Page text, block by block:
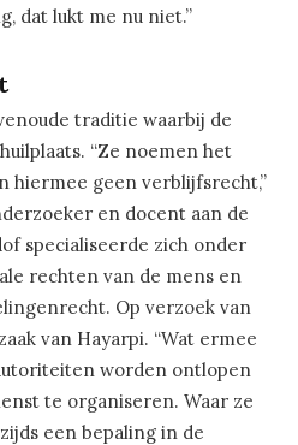
dat lukt me nu niet.”
traditie waarbij de
“Ze noemen het
hiermee geen verblijfsrecht,”
en docent aan de
specialiseerde zich onder
rechten van de mens en
Op verzoek van
van Hayarpi. “Wat ermee
worden ontlopen
te organiseren. Waar ze
een bepaling in de